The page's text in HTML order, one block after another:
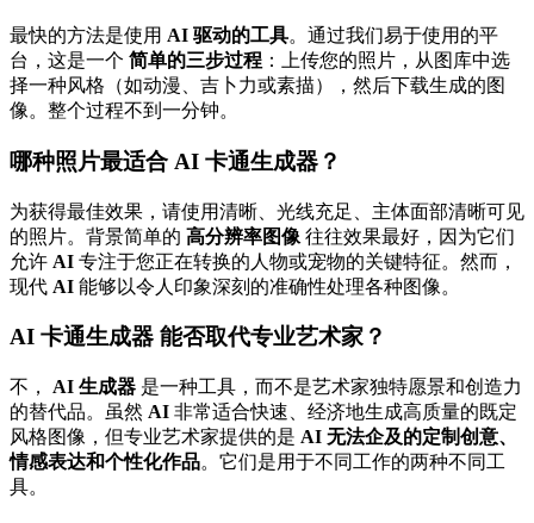
最快的方法是使用 AI 驱动的工具。通过我们易于使用的平
台，这是一个 简单的三步过程 ：上传您的照片，从图库中选
择一种风格（如动漫、吉卜力或素描），然后下载生成的图
像。整个过程不到一分钟。
哪种照片最适合 AI 卡通生成器 ？
为获得最佳效果，请使用清晰、光线充足、主体面部清晰可见
的照片。背景简单的 高分辨率图像 往往效果最好，因为它们
允许 AI 专注于您正在转换的人物或宠物的关键特征。然而，
现代 AI 能够以令人印象深刻的准确性处理各种图像。
AI 卡通生成器 能否取代专业艺术家？
不， AI 生成器 是一种工具，而不是艺术家独特愿景和创造力
的替代品。虽然 AI 非常适合快速、经济地生成高质量的既定
风格图像，但专业艺术家提供的是 AI 无法企及的定制创意、
情感表达和个性化作品。它们是用于不同工作的两种不同工
具。